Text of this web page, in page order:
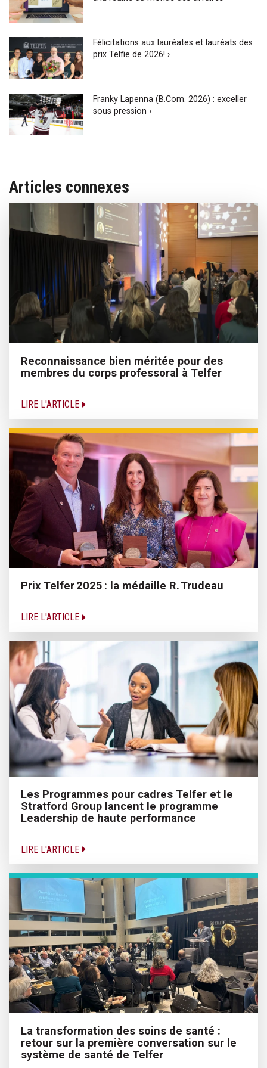
Félicitations aux lauréates et lauréats des
prix Telfie de 2026! ›
Franky Lapenna (B.Com. 2026) : exceller
sous pression ›
Articles connexes
Reconnaissance bien méritée pour des
membres du corps professoral à Telfer
LIRE L'ARTICLE
Prix Telfer 2025 : la médaille R. Trudeau
LIRE L'ARTICLE
Les Programmes pour cadres Telfer et le
Stratford Group lancent le programme
Leadership de haute performance
LIRE L'ARTICLE
La transformation des soins de santé :
retour sur la première conversation sur le
système de santé de Telfer